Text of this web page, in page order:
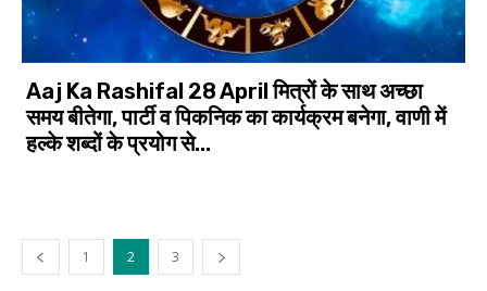
Aaj Ka Rashifal 28 April मित्रों के साथ अच्छा
समय बीतेगा, पार्टी व पिकनिक का कार्यक्रम बनेगा, वाणी में
हल्के शब्दों के प्रयोग से...
1 2 3